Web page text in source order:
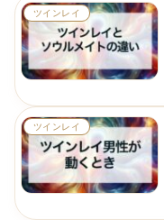
ツインレイ
ツインレイ